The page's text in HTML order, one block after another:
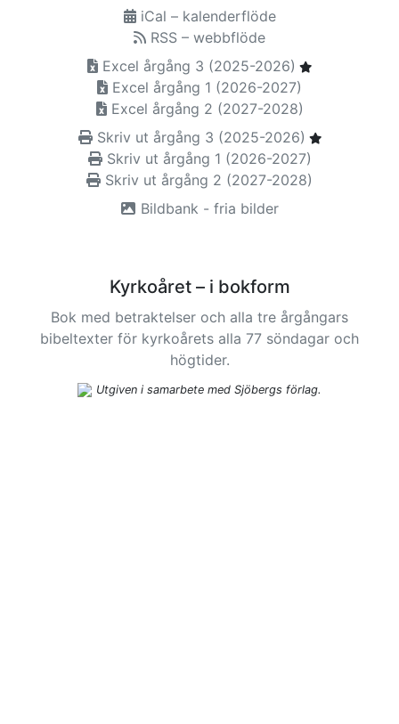
iCal – kalenderflöde
RSS – webbflöde
Excel årgång 3 (2025-2026)
Excel årgång 1 (2026-2027)
Excel årgång 2 (2027-2028)
Skriv ut årgång 3 (2025-2026)
Skriv ut årgång 1 (2026-2027)
Skriv ut årgång 2 (2027-2028)
Bildbank - fria bilder
Kyrkoåret – i bokform
Bok med betraktelser och alla tre årgångars
bibeltexter för kyrkoårets alla 77 söndagar och
högtider.
Utgiven i samarbete med Sjöbergs förlag.